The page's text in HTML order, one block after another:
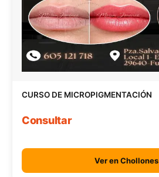
CURSO DE MICROPIGMENTACIÓN
Consultar
Ver en Chollones